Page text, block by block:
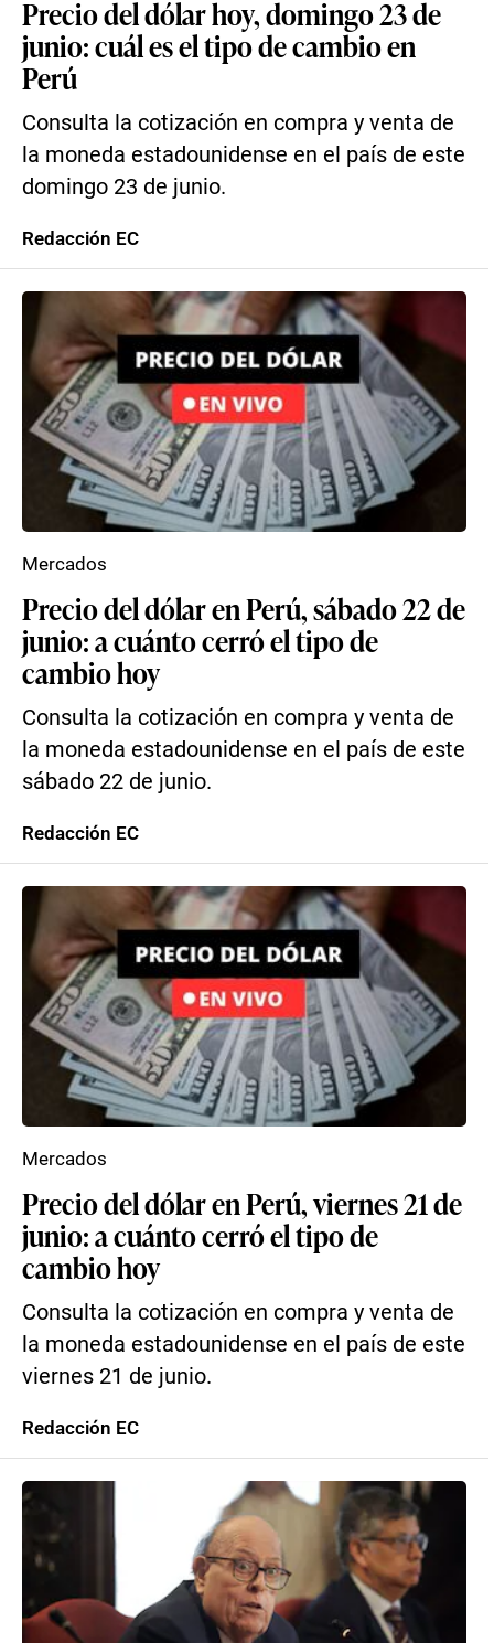
Precio del dólar hoy, domingo 23 de
junio: cuál es el tipo de cambio en
Perú
Consulta la cotización en compra y venta de
la moneda estadounidense en el país de este
domingo 23 de junio.
Redacción EC
Precio del dólar en Perú, sábado 22 de
junio: a cuánto cerró el tipo de
cambio hoy
Consulta la cotización en compra y venta de
la moneda estadounidense en el país de este
sábado 22 de junio.
Mercados
Redacción EC
Precio del dólar en Perú, viernes 21 de
junio: a cuánto cerró el tipo de
cambio hoy
Consulta la cotización en compra y venta de
la moneda estadounidense en el país de este
viernes 21 de junio.
Mercados
Redacción EC